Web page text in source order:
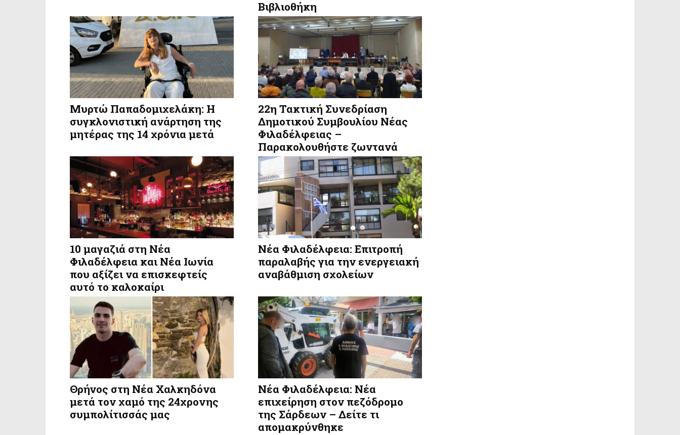
Βιβλιοθήκη
Μυρτώ Παπαδομιχελάκη: Η
συγκλονιστική ανάρτηση της
μητέρας της 14 χρόνια μετά
22η Τακτική Συνεδρίαση
Δημοτικού Συμβουλίου Νέας
Φιλαδέλφειας –
Παρακολουθήστε ζωντανά
10 μαγαζιά στη Νέα
Φιλαδέλφεια και Νέα Ιωνία
που αξίζει να επισκεφτείς
αυτό το καλοκαίρι
Νέα Φιλαδέλφεια: Επιτροπή
παραλαβής για την ενεργειακή
αναβάθμιση σχολείων
Θρήνος στη Νέα Χαλκηδόνα
μετά τον χαμό της 24χρονης
συμπολίτισσάς μας
Νέα Φιλαδέλφεια: Νέα
επιχείρηση στον πεζόδρομο
της Σάρδεων – Δείτε τι
απομακρύνθηκε